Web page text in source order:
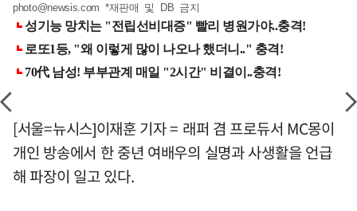
photo@newsis.com *재판매 및 DB 금지
[서울=뉴시스]이재훈 기자 = 래퍼 겸 프로듀서 MC몽이
개인 방송에서 한 중년 여배우의 실명과 사생활을 언급
해 파장이 일고 있다.